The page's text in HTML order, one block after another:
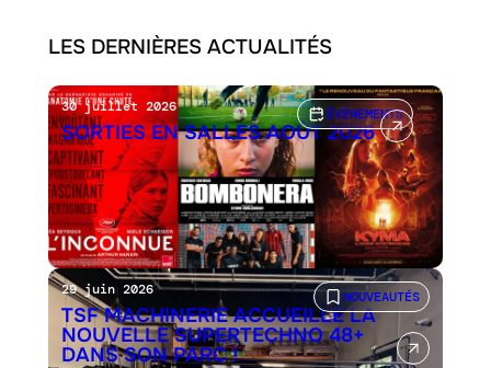
LES DERNIÈRES ACTUALITÉS
ÉVÉNEMENTS
30 juillet 2026
SORTIES EN SALLES AOÛT 2026
NOUVEAUTÉS
29 juin 2026
TSF MACHINERIE ACCUEILLE LA
NOUVELLE SUPERTECHNO 48+
DANS SON PARC !